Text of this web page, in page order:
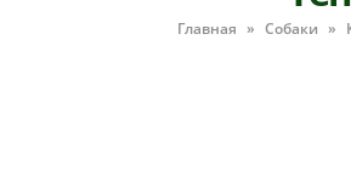
Главная » Собаки »